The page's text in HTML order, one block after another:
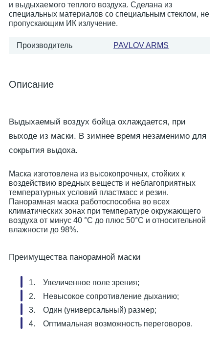
и выдыхаемого теплого воздуха. Сделана из
специальных материалов со специальным стеклом, не
пропускающим ИК излучение.
Производитель PAVLOV ARMS
Описание
Выдыхаемый воздух бойца охлаждается, при
выходе из маски. В зимнее время незаменимо для
сокрытия выдоха.
Маска изготовлена из высокопрочных, стойких к
воздействию вредных веществ и неблагоприятных
температурных условий пластмасс и резин.
Панорамная маска работоспособна во всех
климатических зонах при температуре окружающего
воздуха от минус 40 °С до плюс 50°С и относительной
влажности до 98%.
Преимущества панорамной маски
Увеличенное поле зрения;
Невысокое сопротивление дыханию;
Один (универсальный) размер;
Оптимальная возможность переговоров.